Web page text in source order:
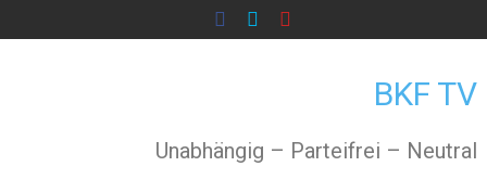
to
BKF TV
Unabhängig – Parteifrei – Neutral